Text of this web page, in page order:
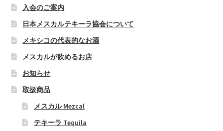
入会のご案内
日本メスカルテキーラ協会について
メキシコの代表的なお酒
メスカルが飲めるお店
お知らせ
取扱商品
メスカル Mezcal
テキーラ Tequila